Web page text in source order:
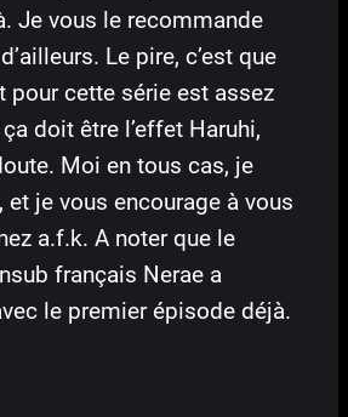
Je vous le recommande
Le pire, c’est que
pour cette série est assez
doit être l’effet Haruhi,
Moi en tous cas, je
et je vous encourage à vous
a.f.k. A noter que le
français Nerae a
le premier épisode déjà.